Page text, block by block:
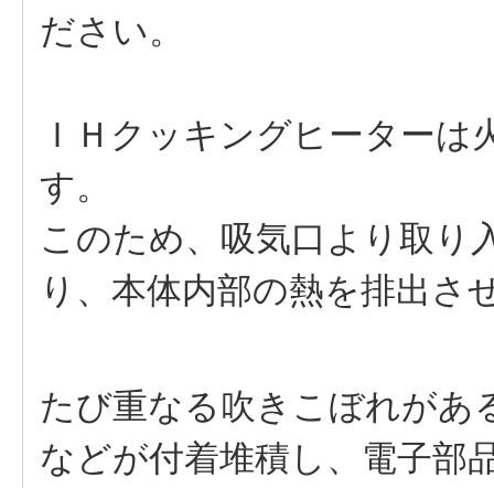
ださい。
ＩＨクッキングヒーター
す。
このため、吸気口より取り
り、本体内部の熱を排出さ
たび重なる吹きこぼれがあ
などが付着堆積し、電子部